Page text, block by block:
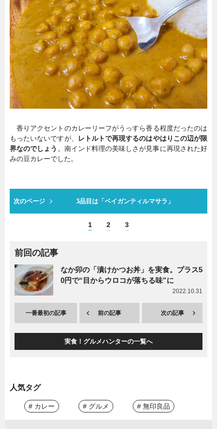
香りアクセントのカレーリーフがうっすら香る程度だったのは
もったいないですが、
レトルトで再現するのはやはりこの辺が限
界なのでしょう 。南インド料理の美味しさが見事に再現された好
みの豆カレーでした。
次のページ 3品目は「ベイガンティルマサラ」
1 2 3
前回の記事
なか卯の「漬けかつお丼」を実食。プラス5
0円で“目からウロコが落ちる味”に
2022.10.31
一番最初の記事 前の記事 次の記事
実食！グルメハンターの一覧へ
人気タグ
# カレー # グルメ # 無印良品